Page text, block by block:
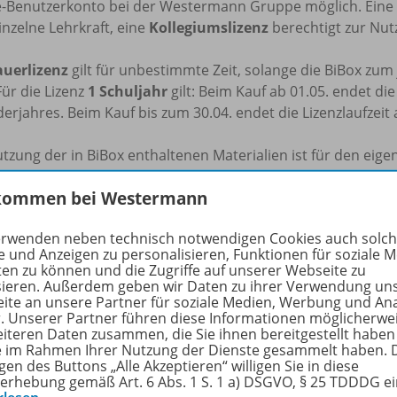
Benutzerkonto bei der Westermann Gruppe möglich. Eine
Lehrkraft, eine Kollegiumslizenz berechtigt zur
gilt für unbestimmte Zeit, solange die BiBox
die Lizenz 1 Schuljahr gilt: Beim Kauf ab 01.05. endet
Beim Kauf bis zum 30.04. endet die
der in BiBox enthaltenen Materialien ist für den
Veränderungen durch Dritte übernimmt der Verlag
Sie zur Nutzung des Kopier- und Snipping-Tools
die digitalen Inhalte im Umfang von 15 % mithilfe des
und zur Darstellung des Unterrichts pro
oder ausgeschnittenen Inhalte im Umfang von 15 %
auf dem Schulserver (z.B. Schul-Intranet) hochladen,
Klasse oder derselben Projektgruppe darauf
oder ausgeschnittenen Inhalte im frei
an fremde Dritte oder eine sonstige kommerzielle
aus unseren digitalen Produkten sind Sie
bei Westermann
neben technisch notwendigen Cookies auch
und Anzeigen zu personalisieren, Funktionen für soziale
zu können und die Zugriffe auf unserer Webseite zu
Außerdem geben wir Daten zu ihrer Verwendung
an unsere Partner für soziale Medien, Werbung und
Unserer Partner führen diese Informationen
Daten zusammen, die Sie ihnen bereitgestellt
im Rahmen Ihrer Nutzung der Dienste gesammelt haben.
des Buttons „Alle Akzeptieren“ willigen Sie in diese
gemäß Art. 6 Abs. 1 S. 1 a) DSGVO, § 25 TDDDG